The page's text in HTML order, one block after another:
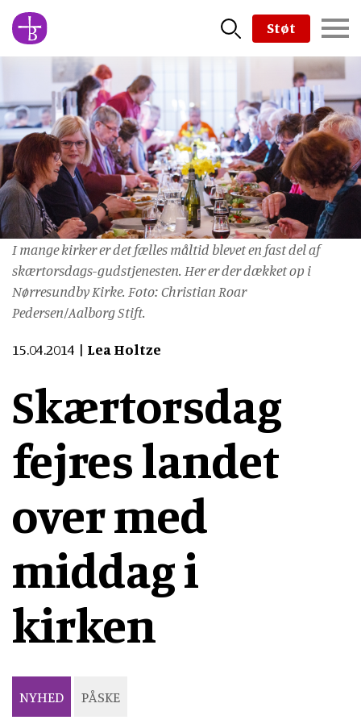
Skip
to
main
Støt
I mange kirker er det fælles måltid blevet en fast del af
skærtorsdags-gudstjenesten. Her er der dækket op i
Nørresundby Kirke. Foto: Christian Roar
Pedersen/Aalborg Stift.
15.04.2014 Lea Holtze
Skærtorsdag
fejres landet
over med
middag i
kirken
NYHED PÅSKE